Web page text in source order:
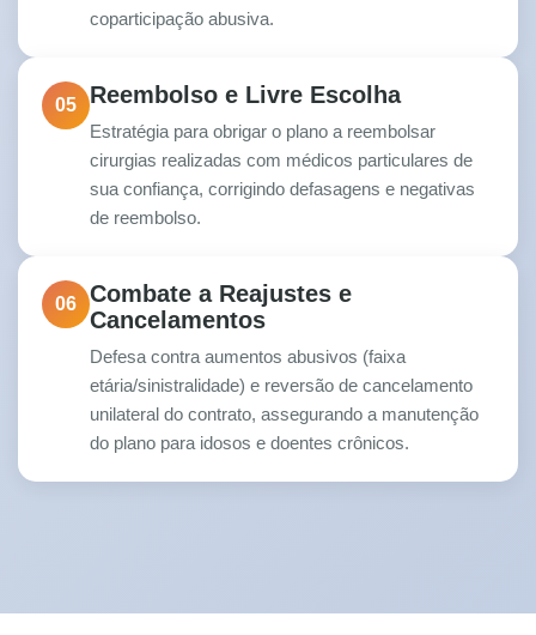
coparticipação abusiva.
05 Reembolso e Livre Escolha
Estratégia para obrigar o plano a reembolsar
cirurgias realizadas com médicos particulares de
sua confiança, corrigindo defasagens e negativas
de reembolso.
06
Combate a Reajustes e
Cancelamentos
Defesa contra aumentos abusivos (faixa
etária/sinistralidade) e reversão de cancelamento
unilateral do contrato, assegurando a manutenção
do plano para idosos e doentes crônicos.